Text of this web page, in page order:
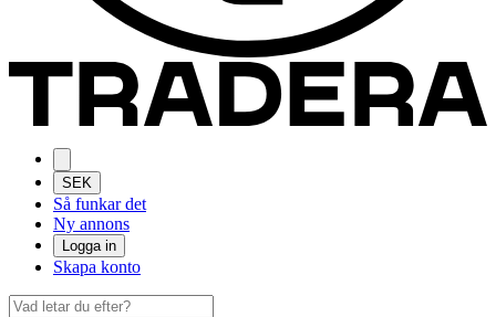
SEK
Så funkar det
Ny annons
Logga in
Skapa konto